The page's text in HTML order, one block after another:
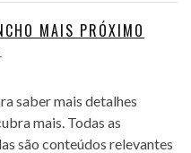
MAIS PRÓXIMO
saber mais detalhes
mais. Todas as
são conteúdos relevantes